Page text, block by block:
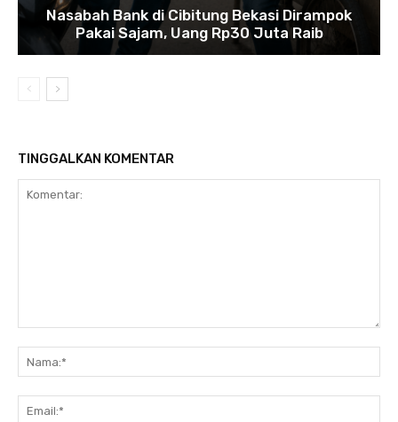
Nasabah Bank di Cibitung Bekasi Dirampok
Pakai Sajam, Uang Rp30 Juta Raib
TINGGALKAN KOMENTAR